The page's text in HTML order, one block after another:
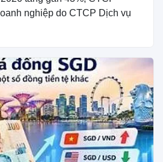
nghiệp do CTCP Dịch vụ